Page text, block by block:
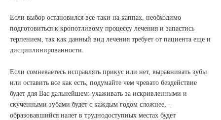
Если выбор остановился все-таки на каппах, необходимо
подготовиться к кропотливому процессу лечения и запастись
терпением, так как данный вид лечения требует от пациента еще и
дисциплинированности.
Если сомневаетесь исправлять прикус или нет, выравнивать зубы
или оставить все как есть, подумайте чем чревато бездействие
будет для Вас дальнейшем: ухаживать за искривленными и
скученными зубами будет с каждым годом сложнее, -
образовавшийся налет в труднодоступных местах будет